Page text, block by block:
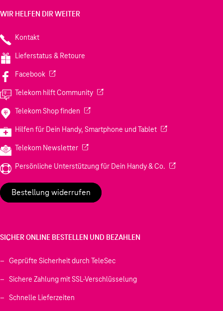
WIR HELFEN DIR WEITER
Kontakt
Lieferstatus & Retoure
Facebook(Wird in einem neuen Tab geöffnet)
Telekom hilft Community(Wird in einem neuen Tab geöffnet)
Telekom Shop finden (Wird in einem neuen Tab geöffnet)
Hilfen für Dein Handy, Smartphone und Tablet(Wird in einem
Telekom Newsletter(Wird in einem neuen Tab geöffnet)
Persönliche Unterstützung für Dein Handy & Co. (Wird in einem
Bestellung widerrufen
SICHER ONLINE BESTELLEN UND BEZAHLEN
Geprüfte Sicherheit durch TeleSec
Sichere Zahlung mit SSL-Verschlüsselung
Schnelle Lieferzeiten